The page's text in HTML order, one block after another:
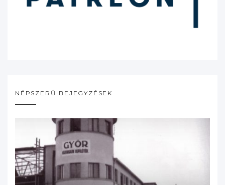
NÉPSZERŰ BEJEGYZÉSEK